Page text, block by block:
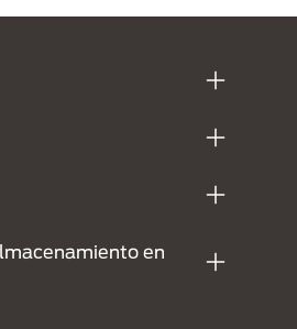
en